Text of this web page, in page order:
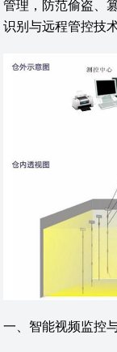
管理，防范偷盗、
识别与远程管控技
一、智能视频监控